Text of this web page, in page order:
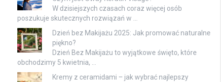
W dzisiejszych czasach coraz więcej osób
poszukuje skutecznych rozwiązań w …
Dzień bez Makijażu 2025: Jak promować naturalne
piękno?
Dzień Bez Makijażu to wyjątkowe święto, które
obchodzimy 5 kwietnia, …
Kremy z ceramidami – jak wybrać najlepszy